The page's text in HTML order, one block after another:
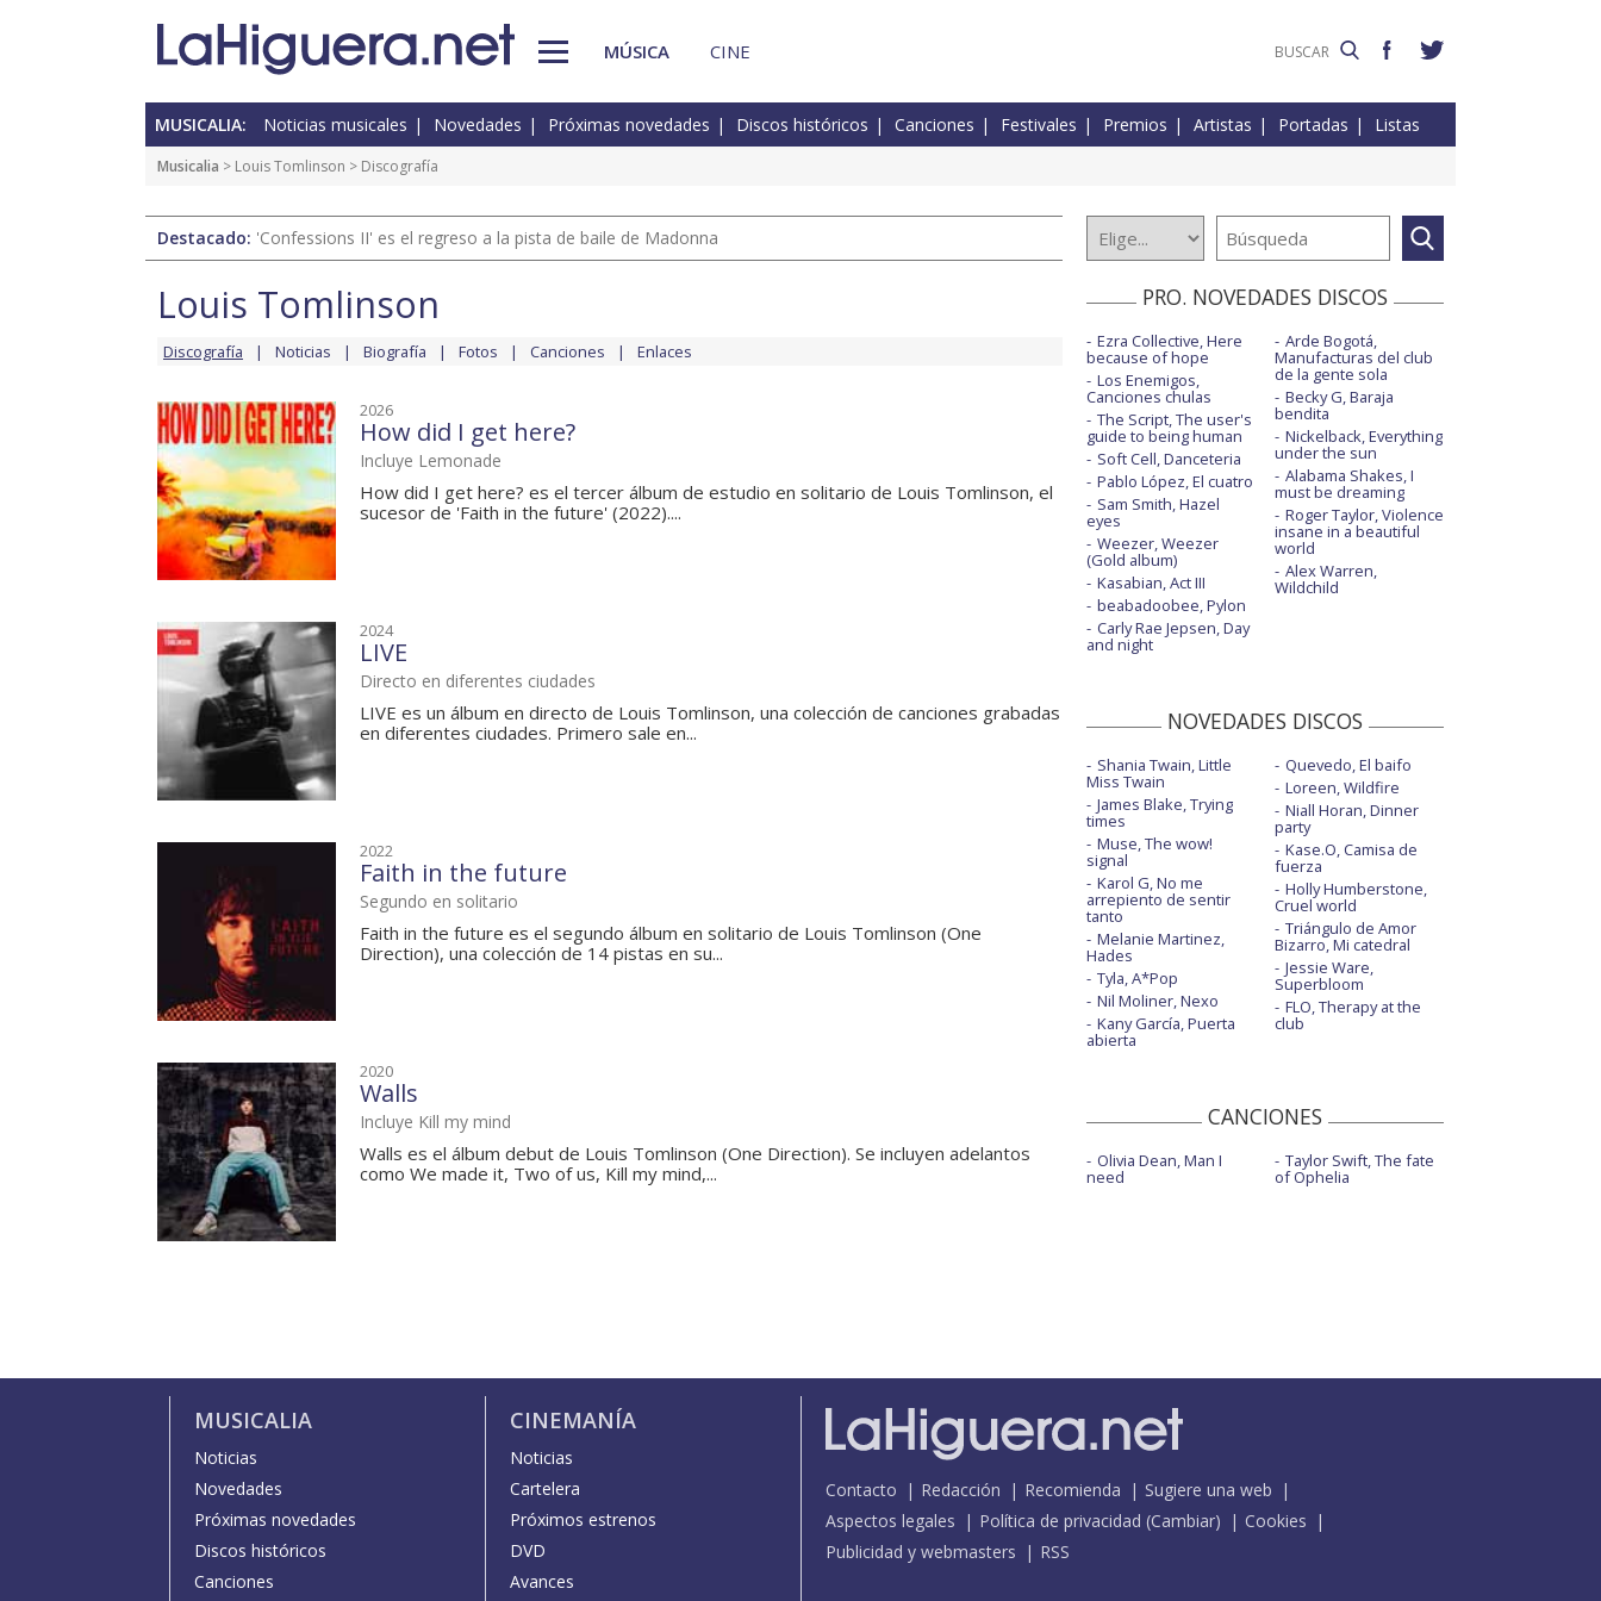
MÚSICA CINE
MUSICALIA: Noticias musicales Novedades Próximas novedades Discos históricos Canciones Festivales Premios Artistas Portadas Listas
Musicalia > Louis Tomlinson > Discografía
Destacado: 'Confessions II' es el regreso a la pista de baile de Madonna
Louis Tomlinson
Discografía Noticias Biografía Fotos Canciones Enlaces
2026
How did I get here?
Incluye Lemonade
How did I get here? es el tercer álbum de estudio en solitario de Louis Tomlinson, el
sucesor de 'Faith in the future' (2022)....
2024
LIVE
Directo en diferentes ciudades
LIVE es un álbum en directo de Louis Tomlinson, una colección de canciones grabadas
en diferentes ciudades. Primero sale en...
2022
Faith in the future
Segundo en solitario
Faith in the future es el segundo álbum en solitario de Louis Tomlinson (One
Direction), una colección de 14 pistas en su...
2020
Walls
Incluye Kill my mind
Walls es el álbum debut de Louis Tomlinson (One Direction). Se incluyen adelantos
como We made it, Two of us, Kill my mind,...
PRO. NOVEDADES DISCOS
Ezra Collective, Here
because of hope
Los Enemigos,
Canciones chulas
The Script, The user's
guide to being human
Soft Cell, Danceteria
Pablo López, El cuatro
Sam Smith, Hazel
eyes
Weezer, Weezer
(Gold album)
Kasabian, Act III
beabadoobee, Pylon
Carly Rae Jepsen, Day
and night
Arde Bogotá,
Manufacturas del club
de la gente sola
Becky G, Baraja
bendita
Nickelback, Everything
under the sun
Alabama Shakes, I
must be dreaming
Roger Taylor, Violence
insane in a beautiful
world
Alex Warren,
Wildchild
NOVEDADES DISCOS
Shania Twain, Little
Miss Twain
James Blake, Trying
times
Muse, The wow!
signal
Karol G, No me
arrepiento de sentir
tanto
Melanie Martinez,
Hades
Tyla, A*Pop
Nil Moliner, Nexo
Kany García, Puerta
abierta
Quevedo, El baifo
Loreen, Wildfire
Niall Horan, Dinner
party
Kase.O, Camisa de
fuerza
Holly Humberstone,
Cruel world
Triángulo de Amor
Bizarro, Mi catedral
Jessie Ware,
Superbloom
FLO, Therapy at the
club
CANCIONES
Olivia Dean, Man I
need
Taylor Swift, The fate
of Ophelia
MUSICALIA
Noticias
Novedades
Próximas novedades
Discos históricos
Canciones
CINEMANÍA
Noticias
Cartelera
Próximos estrenos
DVD
Avances
Contacto Redacción Recomienda
Sugiere una web
Aspectos legales
Política de privacidad (Cambiar)
Cookies
Publicidad y webmasters
RSS